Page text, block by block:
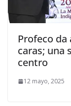
Profeco da
caras; una
centro
12 mayo, 2025